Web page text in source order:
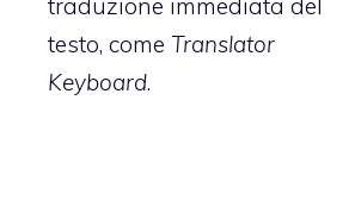
testo, come Translator
Keyboard.